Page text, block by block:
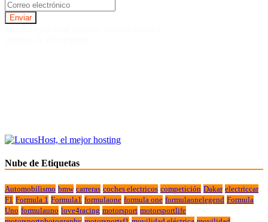
Nube de Etiquetas
Automobilismo bmw carreras coches electricos competición Dakar electriccar
F1 Formula 1 Formula1 formulaone formula one formulaonelegend Formula
Uno formulauno love4racing motorsport motorsportlife